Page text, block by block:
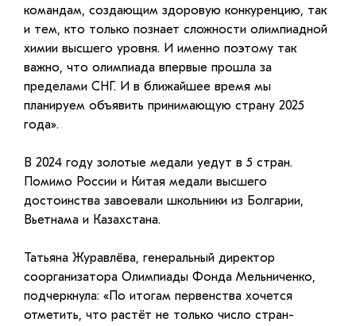
командам, создающим здоровую конкуренцию, так
и тем, кто только познает сложности олимпиадной
химии высшего уровня. И именно поэтому так
важно, что олимпиада впервые прошла за
пределами СНГ. И в ближайшее время мы
планируем объявить принимающую страну 2025
года».
В 2024 году золотые медали уедут в 5 стран.
Помимо России и Китая медали высшего
достоинства завоевали школьники из Болгарии,
Вьетнама и Казахстана.
Татьяна Журавлёва, генеральный директор
соорганизатора Олимпиады Фонда Мельниченко,
подчеркнула: «По итогам первенства хочется
отметить, что растёт не только число стран-